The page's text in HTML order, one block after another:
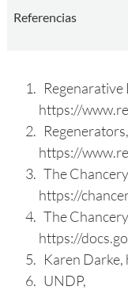
Referencias
Regenarative
https://
Regenerators,
https://
The
https://
The
https://
Karen
UNDP,